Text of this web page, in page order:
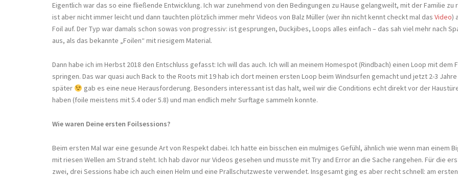
Eigentlich war das so eine fließende Entwicklung. Ich war zunehmend von den Bedingungen zu Hause gelangweilt, mit der Familie zu
ist aber nicht immer leicht und dann tauchten plötzlich immer mehr Videos von Balz Müller (wer ihn nicht kennt checkt mal das Video)
Foil auf. Der Typ war damals schon sowas von progressiv: ist gesprungen, Duckjibes, Loops alles einfach – das sah viel mehr nach
aus, als das bekannte „Foilen“ mit riesigem Material.
Dann habe ich im Herbst 2018 den Entschluss gefasst: Ich will das auch. Ich will an meinem Homespot (Rindbach) einen Loop mit dem
springen. Das war quasi auch Back to the Roots mit 19 hab ich dort meinen ersten Loop beim Windsurfen gemacht und jetzt 2-3 Jahre
später
gab es eine neue Herausforderung. Besonders interessant ist das halt, weil wir die Conditions echt direkt vor der
haben (foile meistens mit 5.4 oder 5.8) und man endlich mehr Surftage sammeln konnte.
Wie waren Deine ersten Foilsessions?
Beim ersten Mal war eine gesunde Art von Respekt dabei. Ich hatte ein bisschen ein mulmiges Gefühl, ähnlich wie wenn man einem
mit riesen Wellen am Strand steht. Ich hab davor nur Videos gesehen und musste mit Try and Error an die Sache rangehen. Für die
zwei, drei Sessions habe ich auch einen Helm und eine Prallschutzweste verwendet. Insgesamt ging es aber recht schnell: am